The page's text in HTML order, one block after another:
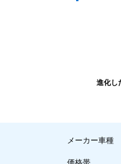
進化し
メーカー車種